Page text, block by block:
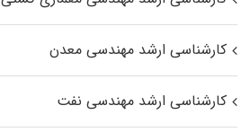
کارشناسی ارشد مهندسی معدن
کارشناسی ارشد مهندسی نفت